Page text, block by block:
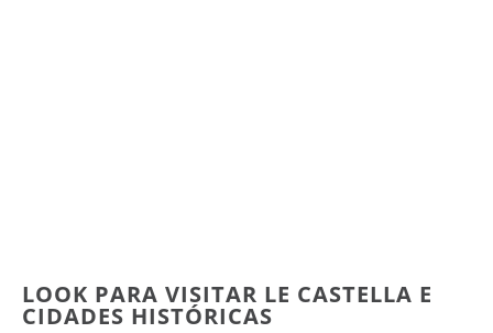
LOOK PARA VISITAR LE CASTELLA E
CIDADES HISTÓRICAS